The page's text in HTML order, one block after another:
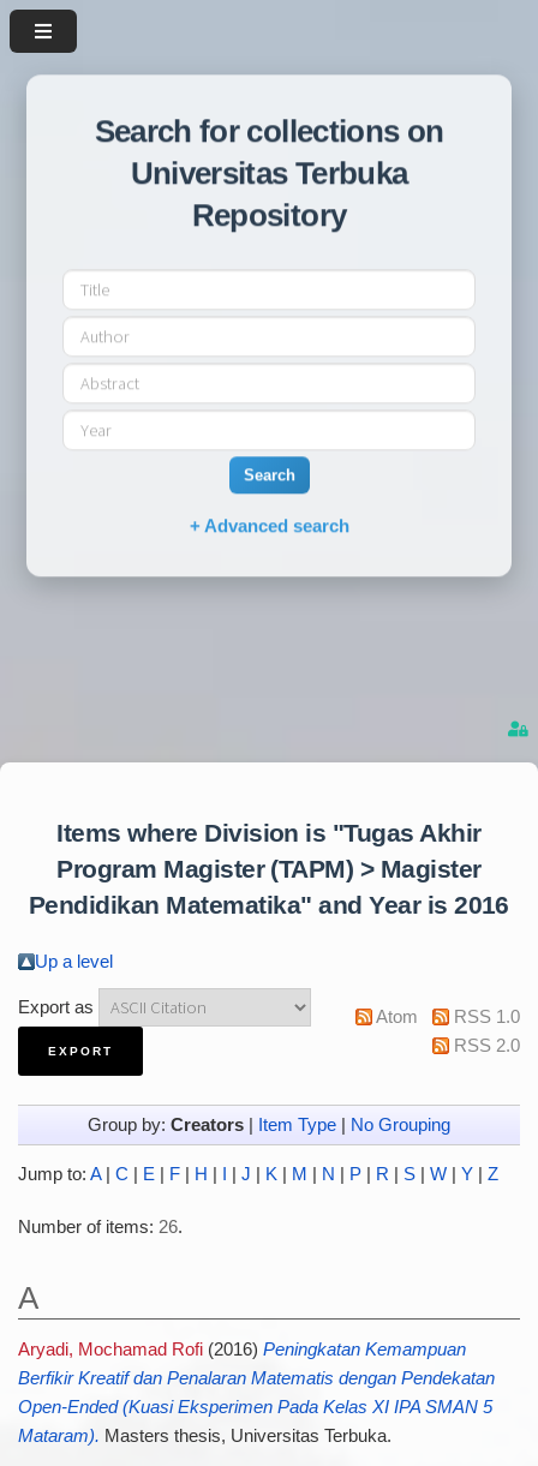
Search for collections on
Universitas Terbuka
Repository
Search
+ Advanced search
Items where Division is "Tugas Akhir
Program Magister (TAPM) > Magister
Pendidikan Matematika" and Year is 2016
Up a level
Export as Atom
RSS 1.0
RSS 2.0
Group by: Creators Item Type No Grouping
Jump to: A| C E| F| H J K| M N P| R S| W| Y| Z
Number of items: 26.
A
Aryadi, Mochamad Rofi(2016) Peningkatan Kemampuan
Berfikir Kreatif dan Penalaran Matematis dengan Pendekatan
Open-Ended (Kuasi Eksperimen Pada Kelas XI IPA SMAN 5
Mataram). Masters thesis, Universitas Terbuka.